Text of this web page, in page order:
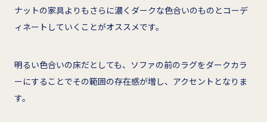
ナットの家具よりもさらに濃くダークな色合いのものとコーデ
ィネートしていくことがオススメです。
明るい色合いの床だとしても、ソファの前のラグをダークカラ
ーにすることでその範囲の存在感が増し、アクセントとなりま
す。